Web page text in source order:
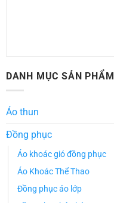
DANH MỤC SẢN PHẨM
Áo thun
Đồng phục
Áo khoác gió đồng phục
Áo Khoác Thể Thao
Đồng phục áo lớp